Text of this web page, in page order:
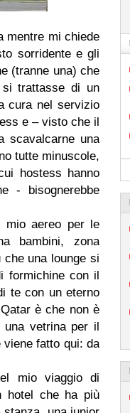
mentre mi chiede
sorridente e gli
(tranne una) che
trattasse di un
cura nel servizio
e – visto che il
scavalcarne una
tutte minuscole,
hostess hanno
- bisognerebbe
mio aereo per le
bambini, zona
una lounge si
formichine con il
te con un eterno
è che non è
una vetrina per il
fatto qui: da
mio viaggio di
hotel che ha più